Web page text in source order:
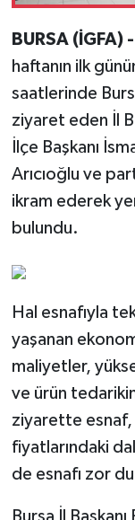
BURSA (İGFA) -
haftanın ilk
saatlerinde
ziyaret eden İl
İlçe Başkanı
Arıcıoğlu ve
ikram ederek
bulundu.
Hal esnafıyla
yaşanan
maliyetler,
ve ürün
ziyarette
fiyatlarındaki
de esnafı zor